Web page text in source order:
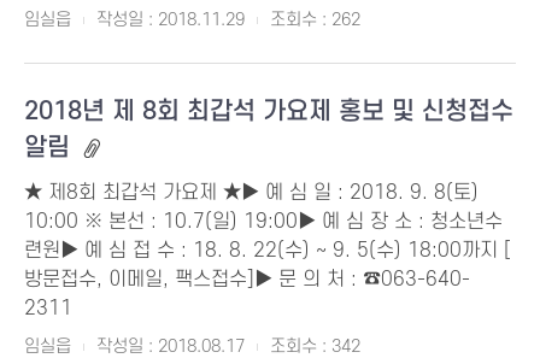
임실읍 작성일 : 2018.11.29 조회수 : 262
2018년 제 8회 최갑석 가요제 홍보 및 신청접수
알림
★ 제8회 최갑석 가요제 ★▶ 예 심 일 : 2018. 9. 8(토)
10:00 ※ 본선 : 10.7(일) 19:00▶ 예 심 장 소 : 청소년수
련원▶ 예 심 접 수 : 18. 8. 22(수) ~ 9. 5(수) 18:00까지 [
방문접수, 이메일, 팩스접수]▶ 문 의 처 : ☎063-640-
2311
임실읍 작성일 : 2018.08.17 조회수 : 342